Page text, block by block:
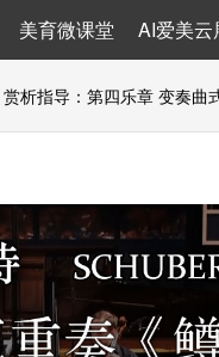
美育微课堂 AI爱美云
赏析指导：第四乐章 变奏曲